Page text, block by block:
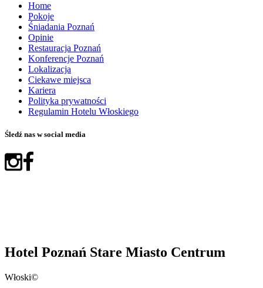
Home
Pokoje
Śniadania Poznań
Opinie
Restauracja Poznań
Konferencje Poznań
Lokalizacja
Ciekawe miejsca
Kariera
Polityka prywatności
Regulamin Hotelu Włoskiego
Śledź nas w social media
Hotel Poznań Stare Miasto Centrum
Włoski©